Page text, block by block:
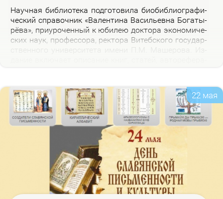
На­уч­ная биб­лио­те­ка под­го­то­ви­ла био­биб­лио­гра­фи­
че­ский спра­воч­ник «Ва­лен­ти­на Ва­си­льев­на Бо­га­ты­
рё­ва», при­уро­чен­ный к юби­лею док­то­ра эко­но­ми­че­
ских на­ук, про­фес­со­ра, рек­то­ра Ви­теб­ско­го го­судар­
22 мая